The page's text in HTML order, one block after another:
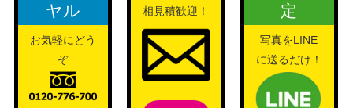
ヤル
お気軽にどう
ぞ
相見積歓迎！
定
写真をLINE
に送るだけ！